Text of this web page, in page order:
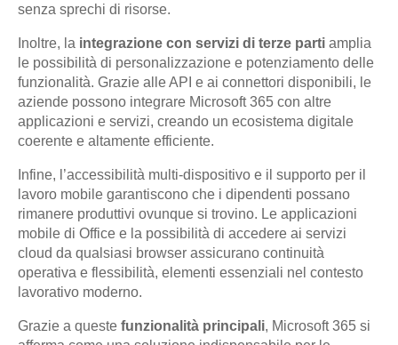
senza sprechi di risorse.
Inoltre, la integrazione con servizi di terze parti amplia
le possibilità di personalizzazione e potenziamento delle
funzionalità. Grazie alle API e ai connettori disponibili, le
aziende possono integrare Microsoft 365 con altre
applicazioni e servizi, creando un ecosistema digitale
coerente e altamente efficiente.
Infine, l’accessibilità multi-dispositivo e il supporto per il
lavoro mobile garantiscono che i dipendenti possano
rimanere produttivi ovunque si trovino. Le applicazioni
mobile di Office e la possibilità di accedere ai servizi
cloud da qualsiasi browser assicurano continuità
operativa e flessibilità, elementi essenziali nel contesto
lavorativo moderno.
Grazie a queste funzionalità principali, Microsoft 365 si